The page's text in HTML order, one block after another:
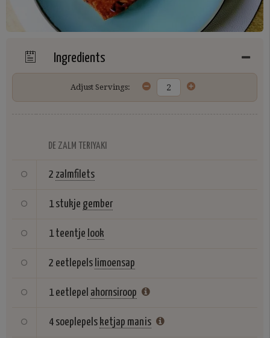
Ingredients
Adjust Servings:
DE ZALM TERIYAKI
2 zalmfilets
1 stukje gember
1 teentje look
2 eetlepels limoensap
1 eetlepel ahornsiroop
4 soeplepels ketjap manis